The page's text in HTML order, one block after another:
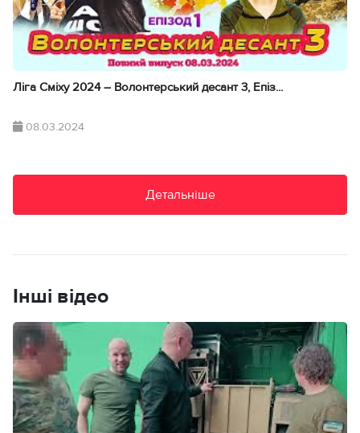
Ліга Сміху 2024 – Волонтерський десант 3, Епіз...
08.03.2024
Детальніше
Інші відео